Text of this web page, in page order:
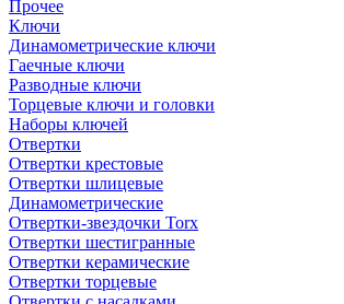
Прочее
Ключи
Динамометрические ключи
Гаечные ключи
Разводные ключи
Торцевые ключи и головки
Наборы ключей
Отвертки
Отвертки крестовые
Отвертки шлицевые
Динамометрические
Отвертки-звездочки Torx
Отвертки шестигранные
Отвертки керамические
Отвертки торцевые